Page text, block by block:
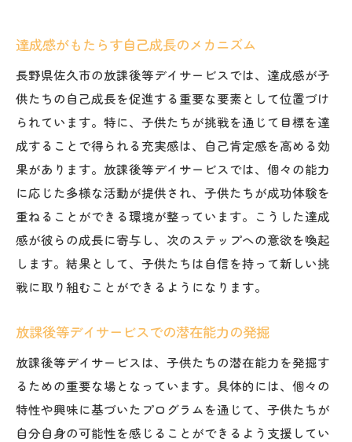
達成感がもたらす自己成長のメカニズム
長野県佐久市の放課後等デイサービスでは、達成感が子
供たちの自己成長を促進する重要な要素として位置づけ
られています。特に、子供たちが挑戦を通じて目標を達
成することで得られる充実感は、自己肯定感を高める効
果があります。放課後等デイサービスでは、個々の能力
に応じた多様な活動が提供され、子供たちが成功体験を
重ねることができる環境が整っています。こうした達成
感が彼らの成長に寄与し、次のステップへの意欲を喚起
します。結果として、子供たちは自信を持って新しい挑
戦に取り組むことができるようになります。
放課後等デイサービスでの潜在能力の発掘
放課後等デイサービスは、子供たちの潜在能力を発掘す
るための重要な場となっています。具体的には、個々の
特性や興味に基づいたプログラムを通じて、子供たちが
自分自身の可能性を感じることができるよう支援してい